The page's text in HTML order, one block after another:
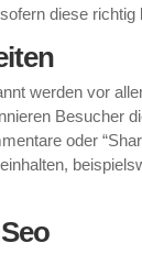
diese richtig
werden vor
Besucher
oder